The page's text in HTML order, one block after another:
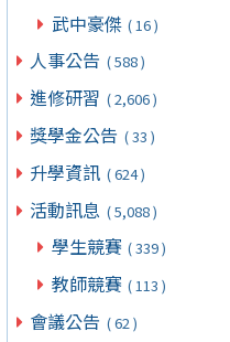
武中豪傑 ( 16 )
人事公告 ( 588 )
進修研習 ( 2,606 )
獎學金公告 ( 33 )
升學資訊 ( 624 )
活動訊息 ( 5,088 )
學生競賽 ( 339 )
教師競賽 ( 113 )
會議公告 ( 62 )